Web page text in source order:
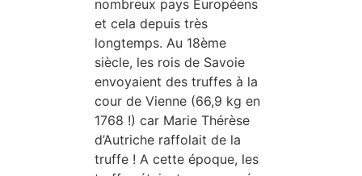
nombreux pays Européens
et cela depuis très
longtemps. Au 18ème
siècle, les rois de Savoie
envoyaient des truffes à la
cour de Vienne (66,9 kg en
1768 !) car Marie Thérèse
d’Autriche raffolait de la
truffe ! A cette époque, les